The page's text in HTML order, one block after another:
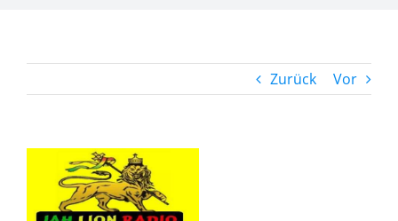
Zurück Vor
grösseres
Bild